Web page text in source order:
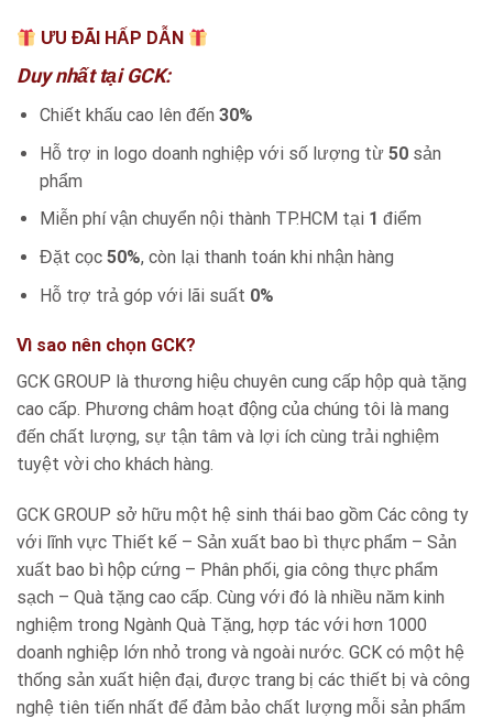
ƯU ĐÃI HẤP DẪN
Duy nhất tại GCK:
Chiết khấu cao lên đến 30%
Hỗ trợ in logo doanh nghiệp với số lượng từ 50sản
phẩm
Miễn phí vận chuyển nội thành TP.HCM tại 1 điểm
Đặt cọc 50%, còn lại thanh toán khi nhận hàng
Hỗ trợ trả góp với lãi suất 0%
Vì sao nên chọn GCK?
GCK GROUP là thương hiệu chuyên cung cấp hộp quà tặng
cao cấp. Phương châm hoạt động của chúng tôi là mang
đến chất lượng, sự tận tâm và lợi ích cùng trải nghiệm
tuyệt vời cho khách hàng.
GCK GROUP sở hữu một hệ sinh thái bao gồm Các công ty
với lĩnh vực Thiết kế – Sản xuất bao bì thực phẩm – Sản
xuất bao bì hộp cứng – Phân phối, gia công thực phẩm
sạch – Quà tặng cao cấp. Cùng với đó là nhiều năm kinh
nghiệm trong Ngành Quà Tặng, hợp tác với hơn 1000
doanh nghiệp lớn nhỏ trong và ngoài nước. GCK có một hệ
thống sản xuất hiện đại, được trang bị các thiết bị và công
nghệ tiên tiến nhất để đảm bảo chất lượng mỗi sản phẩm